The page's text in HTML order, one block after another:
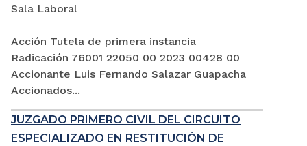
Sala Laboral
Acción Tutela de primera instancia
Radicación 76001 22050 00 2023 00428 00
Accionante Luis Fernando Salazar Guapacha
Accionados...
JUZGADO PRIMERO CIVIL DEL CIRCUITO
ESPECIALIZADO EN RESTITUCIÓN DE